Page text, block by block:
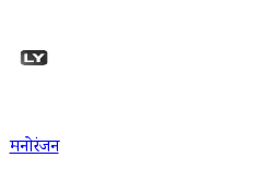
मनोरंजन